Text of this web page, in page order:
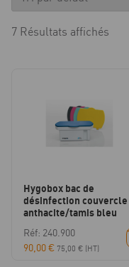
7 Résultats affichés
Hygobox bac de
désinfection couvercle
anthacite/tamis bleu
Réf: 240.900
90,00€ 75,00 € (HT)